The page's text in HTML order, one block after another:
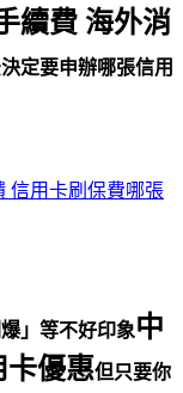
續費 海外消
定要申辦哪張信用
信用卡刷保費哪張
」等不好印象中
卡優惠但只要你